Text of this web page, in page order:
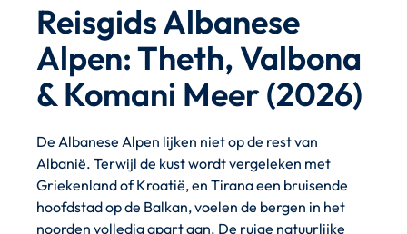
Reisgids Albanese
Alpen: Theth, Valbona
& Komani Meer (2026)
De Albanese Alpen lijken niet op de rest van
Albanië. Terwijl de kust wordt vergeleken met
Griekenland of Kroatië, en Tirana een bruisende
hoofdstad op de Balkan, voelen de bergen in het
noorden volledig apart aan. De ruige natuurlijke